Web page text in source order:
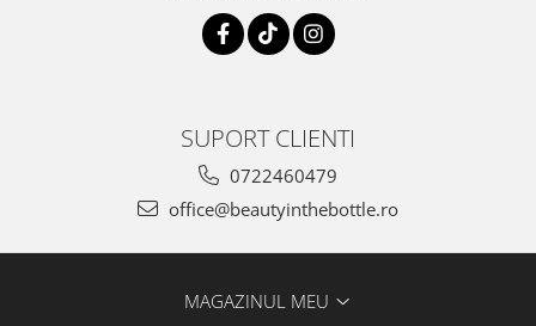
SUPORT CLIENTI
0722460479
office@beautyinthebottle.ro
MAGAZINUL MEU